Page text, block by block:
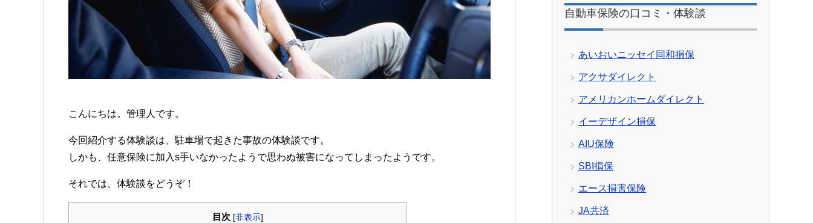
こんにちは。管理人です。
今回紹介する体験談は、駐車場で起きた事故の体験談です。
しかも、任意保険に加入s手いなかったようで思わぬ被害になってしまったようです。
それでは、体験談をどうぞ！
目次 [非表示]
自動車保険の口コミ・体験談
あいおいニッセイ同和損保
アクサダイレクト
アメリカンホームダイレクト
イーデザイン損保
AIU保険
SBI損保
エース損害保険
JA共済